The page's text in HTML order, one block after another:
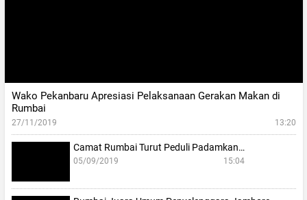
Wako Pekanbaru Apresiasi Pelaksanaan Gerakan Makan di
Rumbai
27/11/2019 13:20
Camat Rumbai Turut Peduli Padamkan…
05/09/2019 15:04